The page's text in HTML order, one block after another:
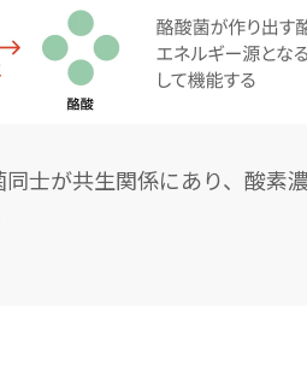
士が共生関係にあり、酸素